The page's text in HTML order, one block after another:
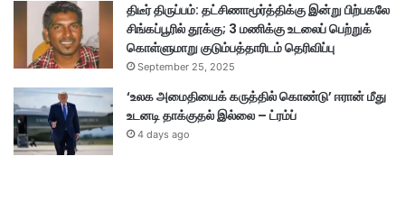
திடீர் திருப்பம்: தட்சிணாமூர்த்திக்கு இன்று பிற்பகலே
சிங்கப்பூரில் தூக்கு; 3 மணிக்கு உடலைப் பெற்றுக்
கொள்ளுமாறு குடும்பத்தாரிடம் தெரிவிப்பு
September 25, 2025
‘உலக அமைதியைக் கருத்தில் கொண்டு’ ஈரான் மீது
உடனடி தாக்குதல் இல்லை – ட்ரம்ப்
4 days ago